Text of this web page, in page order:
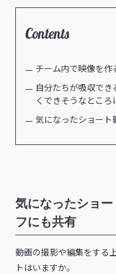
Contents
チーム内で映像を作
自分たちが吸収で
くできそうなとこ
気になったショー
気になったショ
フにも共有
――動画の撮影や編集をす
トはいますか。